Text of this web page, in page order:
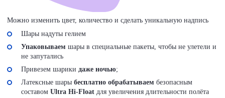
Можно изменить цвет, количество и сделать уникальную надпись
Шары надуты гелием
Упаковываем шары в специальные пакеты, чтобы не улетели и
не запутались
Привезем шарики даже ночью;
Латексные шары бесплатно обрабатываем безопасным
составом Ultra Hi-Float для увеличения длительности полёта